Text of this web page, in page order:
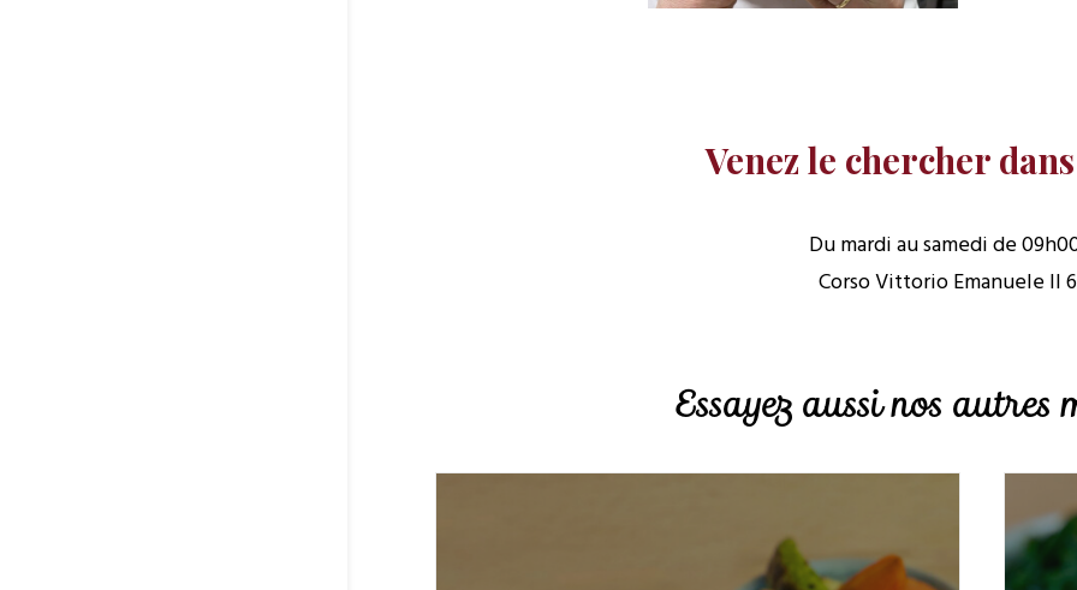
Venez le chercher
Du mardi au samedi de
Corso Vittorio Emanuele II
Essayez aussi nos autres